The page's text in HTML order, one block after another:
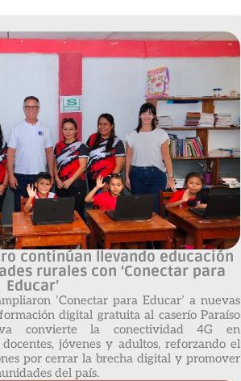
continúan llevando educación
rurales con ‘Conectar para
Educar’
‘Conectar para Educar’ a nuevas
digital gratuita al caserío Paraíso
convierte la conectividad 4G en
jóvenes y adultos, reforzando el
por cerrar la brecha digital y promover
del país.